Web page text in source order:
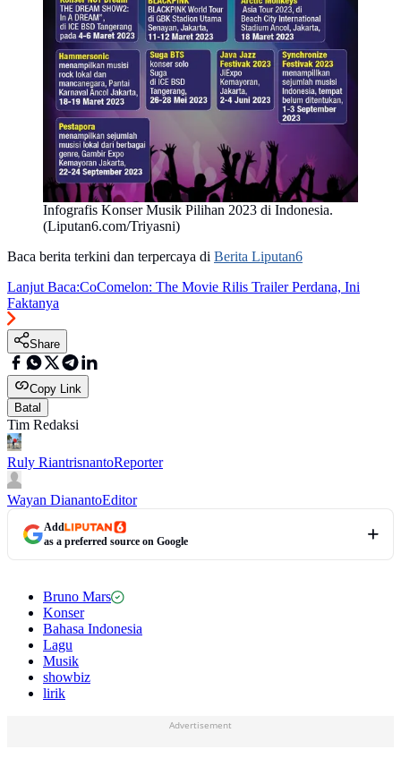
Infografis Konser Musik Pilihan 2023 di Indonesia.
(Liputan6.com/Triyasni)
Baca berita terkini dan terpercaya di Berita Liputan6
Lanjut Baca:CoComelon: The Movie Rilis Trailer Perdana, Ini
Faktanya
Share
Copy Link
Batal
Tim Redaksi
Ruly RiantrisnantoReporter
Wayan DianantoEditor
Add
as a preferred source on Google
Bruno Mars
Konser
Bahasa Indonesia
Lagu
Musik
showbiz
lirik
Advertisement